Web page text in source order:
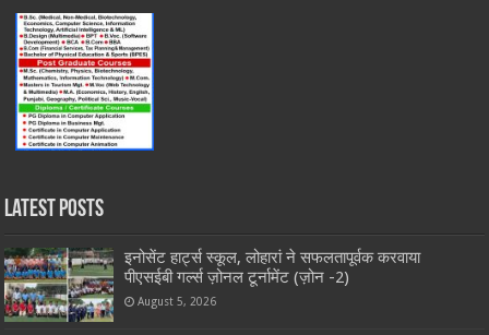
Latest Posts
इनोसेंट हार्ट्स स्कूल, लोहारां ने सफलतापूर्वक करवाया
पीएसईबी गर्ल्स ज़ोनल टूर्नामेंट (ज़ोन -2)
August 5, 2026